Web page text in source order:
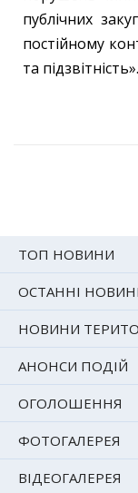
ТОП НОВИНИ
ОСТАННІ
НОВИНИ
АНОНСИ ПОДІЙ
ОГОЛОШЕННЯ
ФОТОГАЛЕРЕЯ
ВІДЕОГАЛЕРЕЯ
публічних
постійному
та підзвітність».